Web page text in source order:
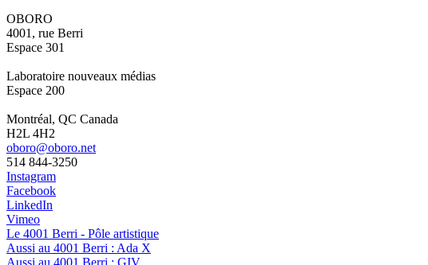
OBORO
4001, rue Berri
Espace 301
Laboratoire nouveaux médias
Espace 200
Montréal, QC Canada
H2L 4H2
oboro@oboro.net
514 844-3250
Instagram
Facebook
LinkedIn
Vimeo
Le 4001 Berri - Pôle artistique
Aussi au 4001 Berri : Ada X